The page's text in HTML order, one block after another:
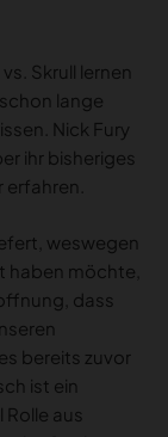
Skrull lernen
lange
Nick Fury
ihr bisheriges
erfahren.
weswegen
haben möchte,
dass
bereits zuvor
ist ein
aus